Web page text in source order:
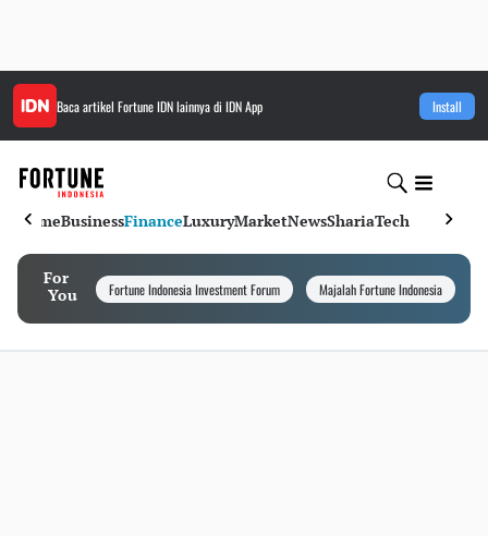
Baca artikel Fortune IDNlainnya di IDN App Install
HomeBusinessFinanceLuxuryMarketNewsShariaTech
For
You
Fortune Indonesia Investment Forum Majalah Fortune Indonesia